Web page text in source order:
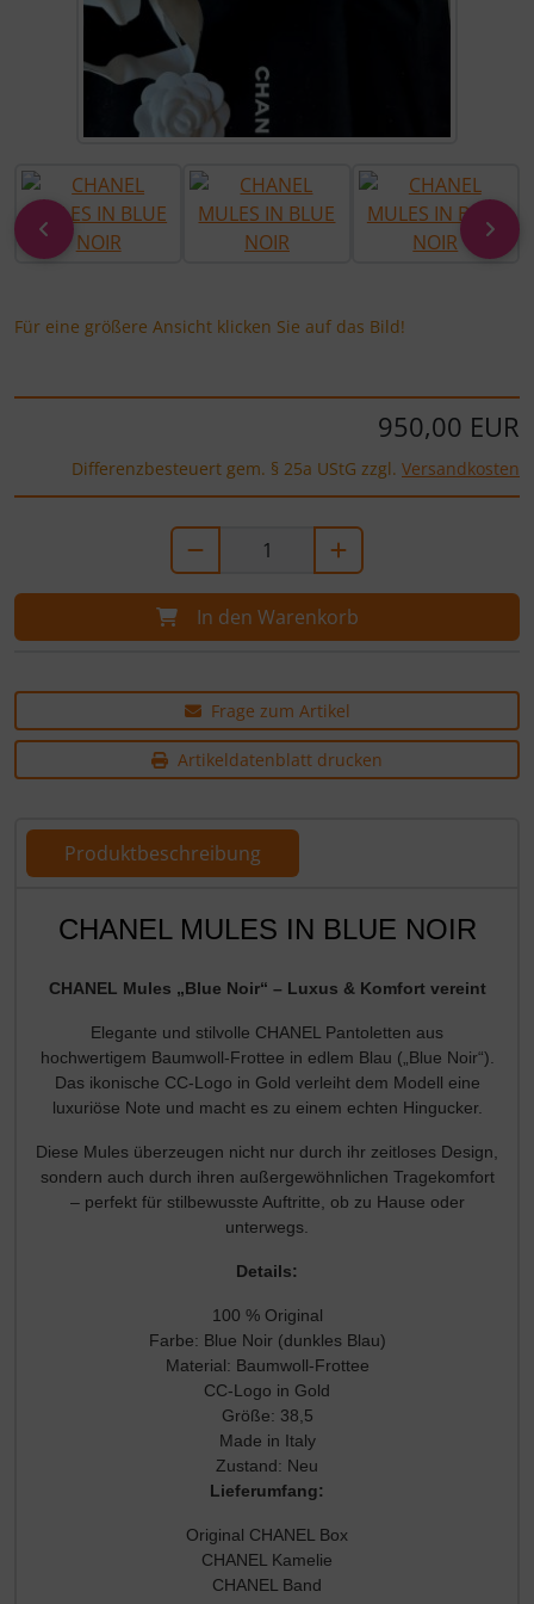
zurück vor
Für eine größere Ansicht klicken Sie auf das Bild!
950,00 EUR
Differenzbesteuert gem. § 25a UStG zzgl. Versandkosten
In den Warenkorb
Frage zum Artikel
Artikeldatenblatt drucken
Produktbeschreibung
Produktbeschreibung
CHANEL MULES IN BLUE NOIR
CHANEL Mules „Blue Noir“ – Luxus & Komfort vereint
Elegante und stilvolle CHANEL Pantoletten aus
hochwertigem Baumwoll-Frottee in edlem Blau („Blue Noir“).
Das ikonische CC-Logo in Gold verleiht dem Modell eine
luxuriöse Note und macht es zu einem echten Hingucker.
Diese Mules überzeugen nicht nur durch ihr zeitloses Design,
sondern auch durch ihren außergewöhnlichen Tragekomfort
– perfekt für stilbewusste Auftritte, ob zu Hause oder
unterwegs.
Details:
100 % Original
Farbe: Blue Noir (dunkles Blau)
Material: Baumwoll-Frottee
CC-Logo in Gold
Größe: 38,5
Made in Italy
Zustand: Neu
Lieferumfang:
Original CHANEL Box
CHANEL Kamelie
CHANEL Band